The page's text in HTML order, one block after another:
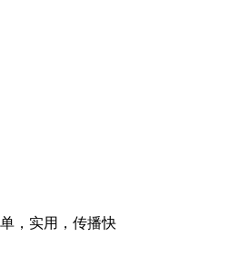
，实用，传播快